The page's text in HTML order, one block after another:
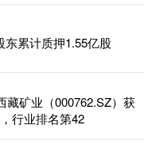
累计质押1.55亿股
藏矿业（000762.SZ）获
行业排名第42